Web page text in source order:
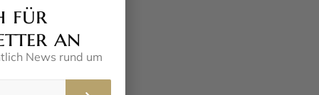
für
an
News rund um